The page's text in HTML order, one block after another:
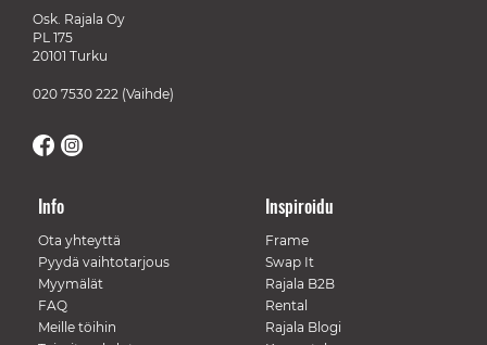
Osk. Rajala Oy
PL 175
20101 Turku
020 7530 222 (Vaihde)
Info
Ota yhteyttä
Pyydä vaihtotarjous
Myymälät
FAQ
Meille töihin
Inspiroidu
Frame
Swap It
Rajala B2B
Rental
Rajala Blogi